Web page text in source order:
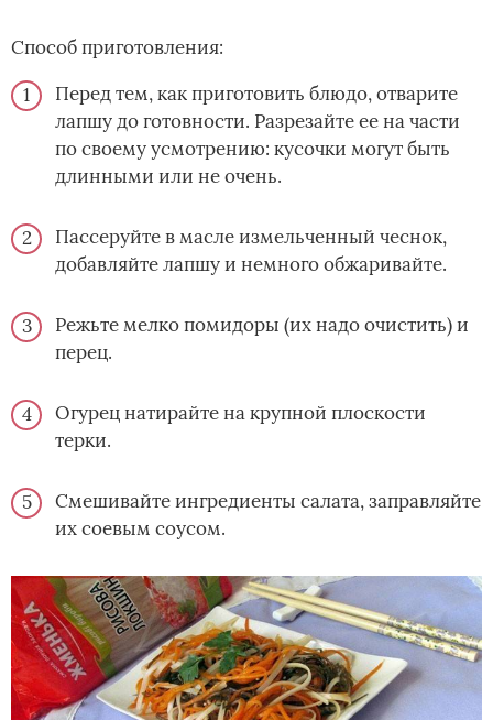
Способ приготовления:
Перед тем, как приготовить блюдо, отварите
лапшу до готовности. Разрезайте ее на части
по своему усмотрению: кусочки могут быть
длинными или не очень.
Пассеруйте в масле измельченный чеснок,
добавляйте лапшу и немного обжаривайте.
Режьте мелко помидоры (их надо очистить) и
перец.
Огурец натирайте на крупной плоскости
терки.
Смешивайте ингредиенты салата, заправляйте
их соевым соусом.